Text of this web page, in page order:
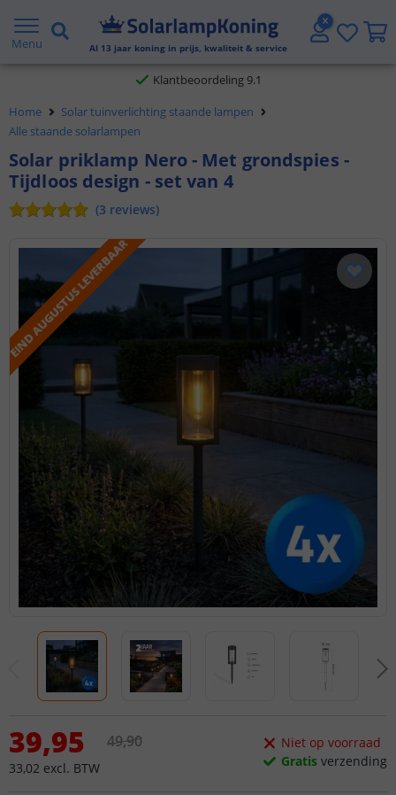
Menu Al 13 jaar koning in prijs, kwaliteit & service
Gratis verzending vanaf € 20,- NL en BE
Klantbeoordeling 9.1
Voor 23:45 uur besteld,morgen in huis
Home
Solar tuinverlichting staande lampen
Alle staande solarlampen
Solar priklamp Nero - Met grondspies -
Tijdloos design - set van 4
(3 reviews)
EIND AUGUSTUS LEVERBAAR
39,95
33,02 excl. BTW
49,90
Niet op voorraad
Gratis verzending